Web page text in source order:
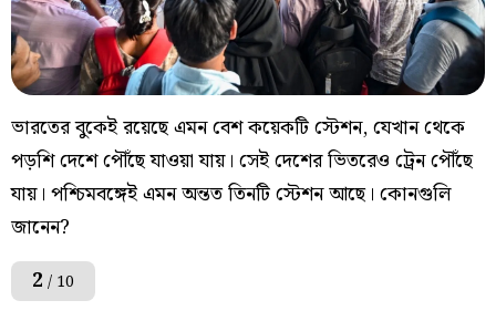
ভারতের বুকেই রয়েছে এমন বেশ কয়েকটি স্টেশন, যেখান থেকে
পড়শি দেশে পৌঁছে যাওয়া যায়। সেই দেশের ভিতরেও ট্রেন পৌঁছে
যায়। পশ্চিমবঙ্গেই এমন অন্তত তিনটি স্টেশন আছে। কোনগুলি
জানেন?
2 / 10